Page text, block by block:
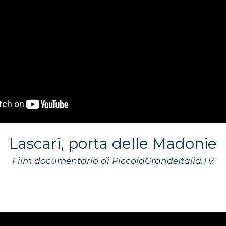
Lascari, porta delle Madonie
Film documentario di PiccolaGrandeItalia.TV